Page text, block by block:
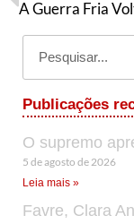
A Guerra Fria
Publicações
O supremo
5 de agosto de 2026
Leia mais »
Favre, Clara